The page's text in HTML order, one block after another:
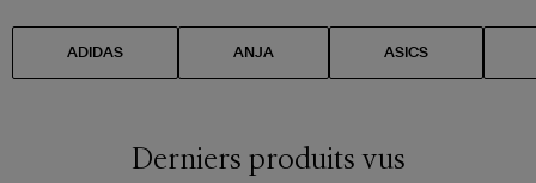
ADIDAS ANJA ASICS
Derniers produits vus